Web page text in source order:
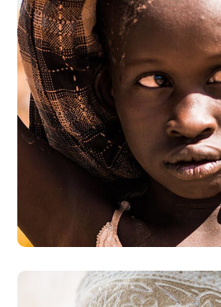
Online Donation
#DONATION